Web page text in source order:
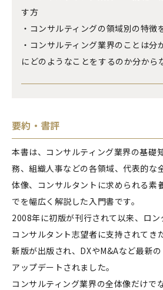
す方
・コンサルティングの領域別の特徴
・コンサルティング業界のことは分
にどのようなことをするのか分から
要約・書評
本書は、コンサルティング業界の基礎
務、組織人事などの各領域、代表的な
体像、コンサルタントに求められる素
でを幅広く解説した入門書です。
2008年に初版が刊行されて以来、ロ
コンサルタント志望者に支持されてき
新版が出版され、DXやM&Aなど最新
アップデートされました。
コンサルティング業界の全体像だけで